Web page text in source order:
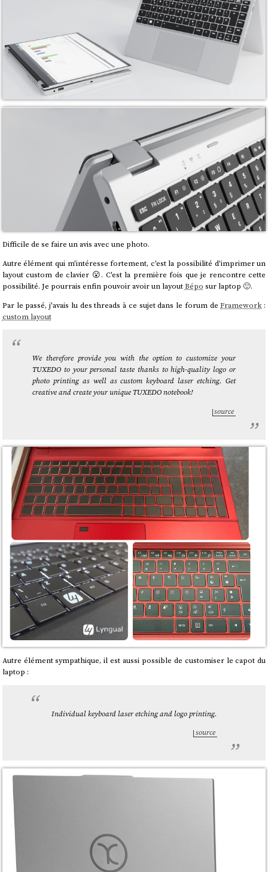
Difficile de se faire un avis avec une photo.
Autre élément qui m'intéresse fortement, c'est la possibilité d'imprimer un
layout custom de clavier 😮. C'est la première fois que je rencontre cette
possibilité. Je pourrais enfin pouvoir avoir un layoutBépo sur laptop 🙂.
Par le passé, j'avais lu des threads à ce sujet dans le forum deFramework:
custom layout
We therefore provide you with the option to customize your
TUXEDO to your personal taste thanks to high-quality logo or
photo printing as well as custom keyboard laser etching. Get
creative and create your unique TUXEDO notebook!
source
Autre élément sympathique, il est aussi possible de customiser le capot du
laptop :
Individual keyboard laser etching and logo printing.
source